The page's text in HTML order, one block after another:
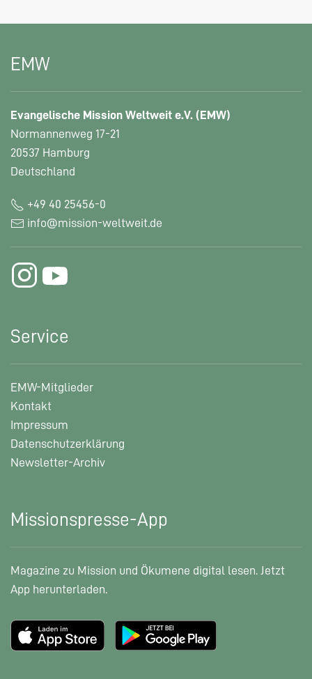
EMW
Evangelische Mission Weltweit e.V. (EMW)
Normannenweg 17-21
20537 Hamburg
Deutschland
+49 40 25456-0
info@mission-weltweit.de
Service
EMW-Mitglieder
Kontakt
Impressum
Datenschutzerklärung
Newsletter-Archiv
Missionspresse-App
Magazine zu Mission und Ökumene digital lesen. Jetzt
App herunterladen.